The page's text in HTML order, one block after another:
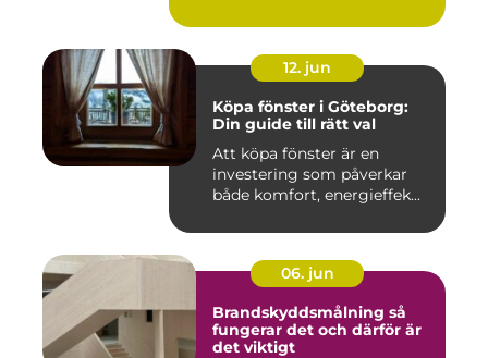
12. jun
Köpa fönster i Göteborg:
Din guide till rätt val
Att köpa fönster är en
investering som påverkar
både komfort, energieffek...
06. jun
Brandskyddsmålning så
fungerar det och därför är
det viktigt